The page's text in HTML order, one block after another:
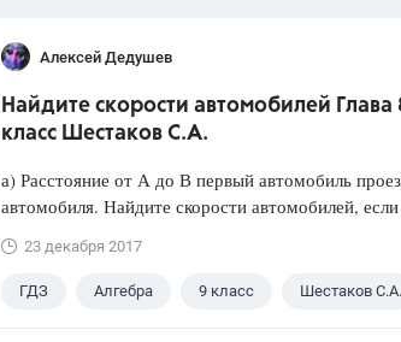
Алексей Дедушев
Найдите скорости автомобилей
класс Шестаков С.А.
а) Расстояние от А до В первый автомобиль
автомобиля. Найдите скорости автомобилей,
23 декабря 2017
ГДЗ Алгебра 9 класс Шестаков С.А.